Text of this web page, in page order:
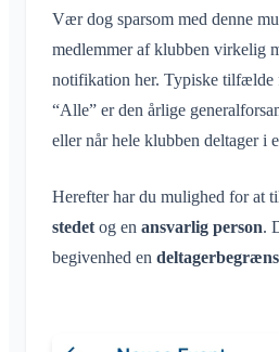
Vær dog sparsom med denne
medlemmer af klubben virkelig
notifikation her. Typiske tilfælde
“Alle” er den årlige
eller når hele klubben deltager i
Herefter har du mulighed for at
stedetog en ansvarlig person.
begivenhed en